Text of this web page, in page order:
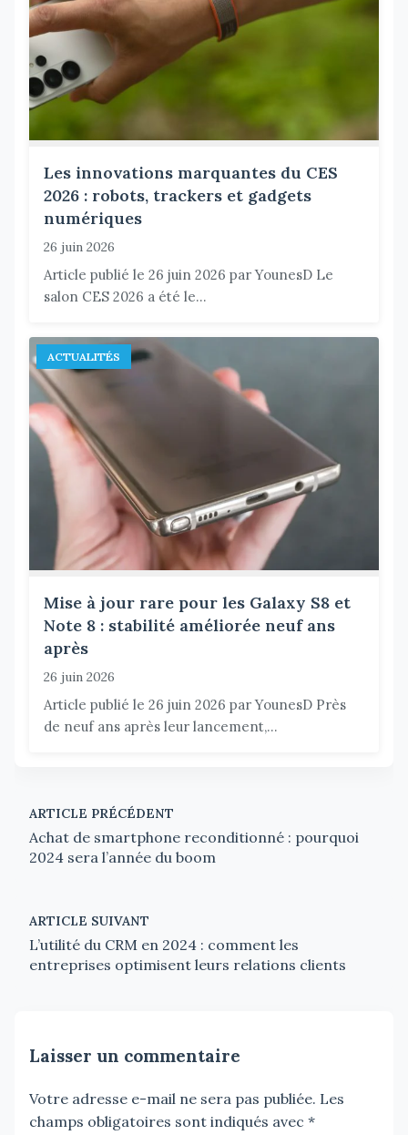
Les innovations marquantes du CES
2026 : robots, trackers et gadgets
numériques
26 juin 2026
Article publié le 26 juin 2026 par YounesD Le
salon CES 2026 a été le...
ACTUALITÉS
Mise à jour rare pour les Galaxy S8 et
Note 8 : stabilité améliorée neuf ans
après
26 juin 2026
Article publié le 26 juin 2026 par YounesD Près
de neuf ans après leur lancement,...
ARTICLE PRÉCÉDENT
Achat de smartphone reconditionné : pourquoi
2024 sera l’année du boom
ARTICLE SUIVANT
L’utilité du CRM en 2024 : comment les
entreprises optimisent leurs relations clients
Laisser un commentaire
Votre adresse e-mail ne sera pas publiée. Les
champs obligatoires sont indiqués avec *